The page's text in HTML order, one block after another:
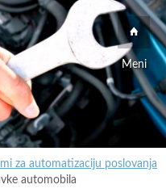
Meni
za automatizaciju poslovanja
automobila